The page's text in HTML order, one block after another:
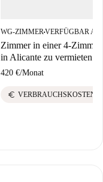
WG-ZIMMER■VERFÜGBAR AB
Zimmer in einer 4-
in Alicante zu vermieten.
420 €/Monat
euro VERBRAUCHSKOSTEN